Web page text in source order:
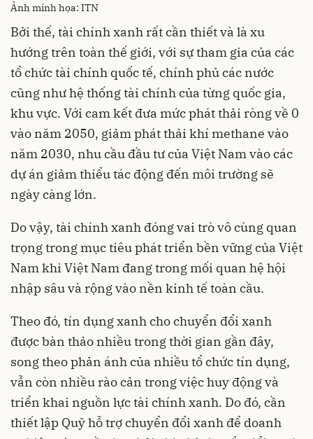
Ảnh minh họa: ITN
Bởi thế, tài chính xanh rất cần thiết và là xu
hướng trên toàn thế giới, với sự tham gia của các
tổ chức tài chính quốc tế, chính phủ các nước
cũng như hệ thống tài chính của từng quốc gia,
khu vực. Với cam kết đưa mức phát thải ròng về 0
vào năm 2050, giảm phát thải khí methane vào
năm 2030, nhu cầu đầu tư của Việt Nam vào các
dự án giảm thiểu tác động đến môi trường sẽ
ngày càng lớn.
Do vậy, tài chính xanh đóng vai trò vô cùng quan
trọng trong mục tiêu phát triển bền vững của Việt
Nam khi Việt Nam đang trong mối quan hệ hội
nhập sâu và rộng vào nền kinh tế toàn cầu.
Theo đó, tín dụng xanh cho chuyển đổi xanh
được bàn thảo nhiều trong thời gian gần đây,
song theo phản ánh của nhiều tổ chức tín dụng,
vẫn còn nhiều rào cản trong việc huy động và
triển khai nguồn lực tài chính xanh. Do đó, cần
thiết lập Quỹ hỗ trợ chuyển đổi xanh để doanh